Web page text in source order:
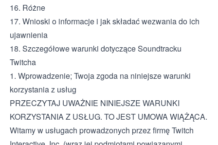
16. Różne
17. Wnioski o informacje i jak składać wezwania do ich
ujawnienia
18. Szczegółowe warunki dotyczące Soundtracku
Twitcha
1. Wprowadzenie; Twoja zgoda na niniejsze warunki
korzystania z usług
PRZECZYTAJ UWAŻNIE NINIEJSZE WARUNKI
KORZYSTANIA Z USŁUG. TO JEST UMOWA WIĄŻĄCA.
Witamy w usługach prowadzonych przez firmę Twitch